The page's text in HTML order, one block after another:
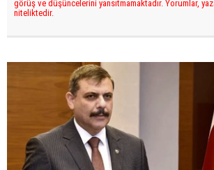
görüş ve düşüncelerini yansıtmamaktadır. Yorumlar,
niteliktedir.